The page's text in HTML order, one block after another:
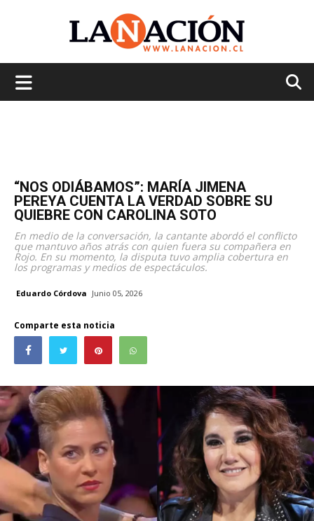
“NOS ODIÁBAMOS”: MARÍA JIMENA
PEREYA CUENTA LA VERDAD SOBRE SU
QUIEBRE CON CAROLINA SOTO
En medio de la conversación, la cantante abordó el conflicto
que mantuvo años atrás con quien fuera su compañera en
Rojo. En su momento, la disputa tuvo amplia cobertura en
los programas y medios de espectáculos.
Eduardo Córdova Junio 05, 2026
Comparte esta noticia